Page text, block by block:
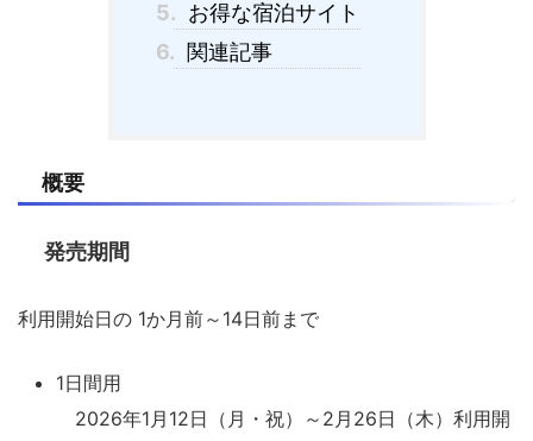
5. お得な宿泊サイト
6.
関連記事
概要
発売期間
利用開始日の 1か月前～14日前まで
1日間用
2026年1月12日（月・祝）～2月26日（木）利用開